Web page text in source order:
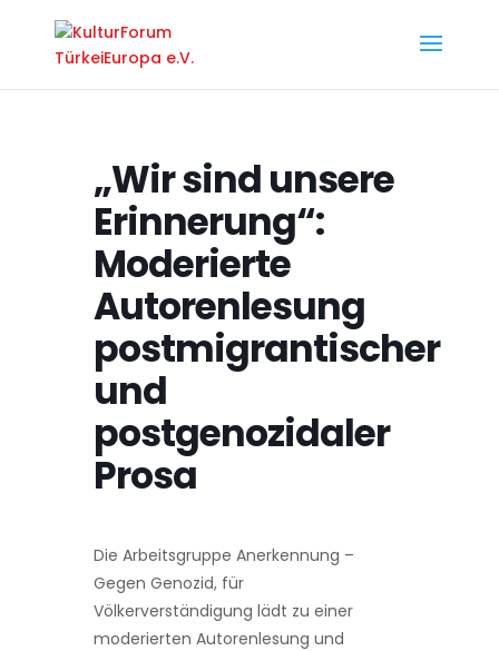
„Wir sind unsere
Erinnerung“:
Moderierte
Autorenlesung
postmigrantischer
und
postgenozidaler
Prosa
Die Arbeitsgruppe Anerkennung –
Gegen Genozid, für
Völkerverständigung lädt zu einer
moderierten Autorenlesung und